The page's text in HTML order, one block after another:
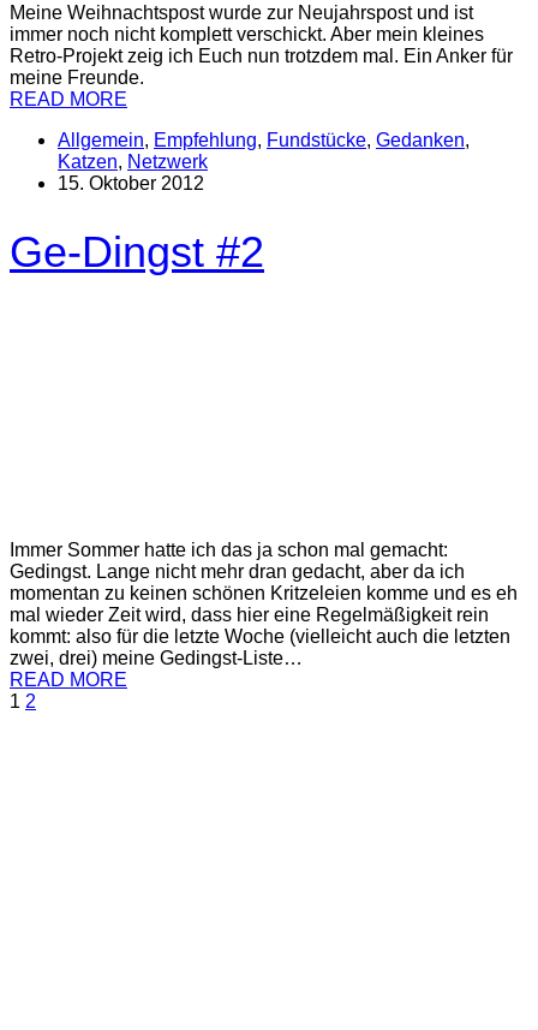
Meine Weihnachtspost wurde zur Neujahrspost und ist
immer noch nicht komplett verschickt. Aber mein kleines
Retro-Projekt zeig ich Euch nun trotzdem mal. Ein Anker für
meine Freunde.
READ MORE
Allgemein, Empfehlung, Fundstücke, Gedanken,
Katzen, Netzwerk
15. Oktober 2012
Ge-Dingst #2
Immer Sommer hatte ich das ja schon mal gemacht:
Gedingst. Lange nicht mehr dran gedacht, aber da ich
momentan zu keinen schönen Kritzeleien komme und es eh
mal wieder Zeit wird, dass hier eine Regelmäßigkeit rein
kommt: also für die letzte Woche (vielleicht auch die letzten
zwei, drei) meine Gedingst-Liste…
READ MORE
1 2